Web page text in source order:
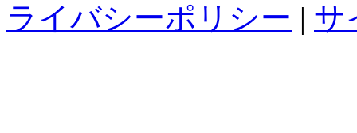
ライバシーポリシー | サ